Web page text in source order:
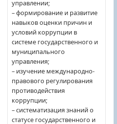
управлении;
– формирование и развитие
навыков оценки причин и
условий коррупции в
системе государственного и
муниципального
управления;
– изучение международно-
правового регулирования
противодействия
коррупции;
– систематизация знаний о
статусе государственного и